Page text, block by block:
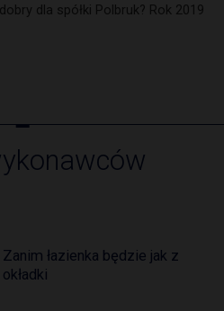
dla spółki Polbruk? Rok 2019
Zanim łazienka będzie jak z
okładki